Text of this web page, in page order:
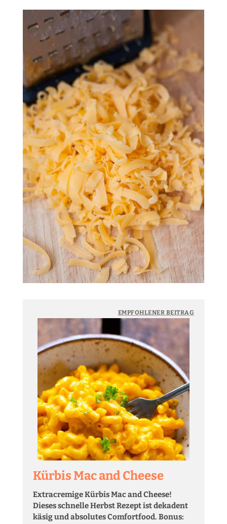
EMPFOHLENER BEITRAG
Kürbis Mac and Cheese
Extracremige Kürbis Mac and Cheese!
Dieses schnelle Herbst Rezept ist dekadent
käsig und absolutes Comfortfood. Bonus: